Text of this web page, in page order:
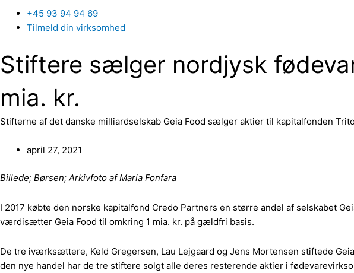
+45 93 94 94 69
Tilmeld din virksomhed
Stiftere sælger nordjysk
mia. kr.
Stifterne af det danske milliardselskab Geia Food sælger aktier til kapitalfonden
april 27, 2021
Billede; Børsen; Arkivfoto af Maria Fonfara
I 2017 købte den norske kapitalfond Credo Partners en større andel af selskabet
værdisætter Geia Food til omkring 1 mia. kr. på gældfri basis.
De tre iværksættere, Keld Gregersen, Lau Lejgaard og Jens Mortensen stiftede
den nye handel har de tre stiftere solgt alle deres resterende aktier i